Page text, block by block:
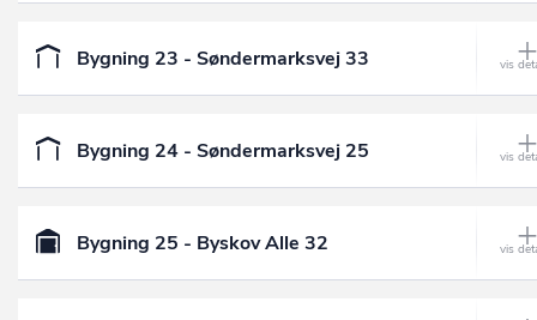
Bygning 23 - Søndermarksvej 33
Bygning 24 - Søndermarksvej 25
Bygning 25 - Byskov Alle 32